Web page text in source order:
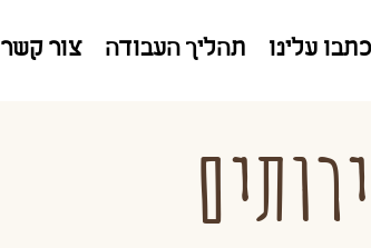
כתבו עלינו תהליך העבודה צור קשר